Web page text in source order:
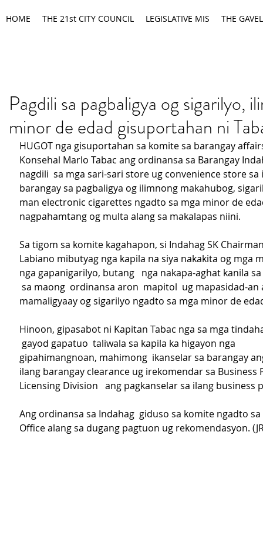
HOME THE 21st CITY COUNCIL LEGISLATIVE MIS THE GAVEL
Pagdili sa pagbaligya og sigarilyo,
minor de edad gisuportahan ni
HUGOT nga gisuportahan sa komite sa barangay
Konsehal Marlo Tabac ang ordinansa sa Barangay
nagdili  sa mga sari-sari store ug convenience store
barangay sa pagbaligya og ilimnong makahubog,
man electronic cigarettes ngadto sa mga minor de
nagpahamtang og multa alang sa makalapas niini.
Sa tigom sa komite kagahapon, si Indahag SK
Labiano mibutyag nga kapila na siya nakakita og mga
nga gapanigarilyo, butang   nga nakapa-aghat kanila
sa maong  ordinansa aron  mapitol  ug mapasidad-
mamaligyaay og sigarilyo ngadto sa mga minor de
Hinoon, gipasabot ni Kapitan Tabac nga sa mga
gayod gapatuo  taliwala sa kapila ka higayon nga
gipahimangnoan, mahimong  ikanselar sa barangay
ilang barangay clearance ug irekomendar sa
Licensing Division   ang pagkanselar sa ilang business
Ang ordinansa sa Indahag  giduso sa komite ngadto
Office alang sa dugang pagtuon ug rekomendasyon.